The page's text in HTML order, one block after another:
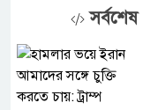
সর্বশেষ